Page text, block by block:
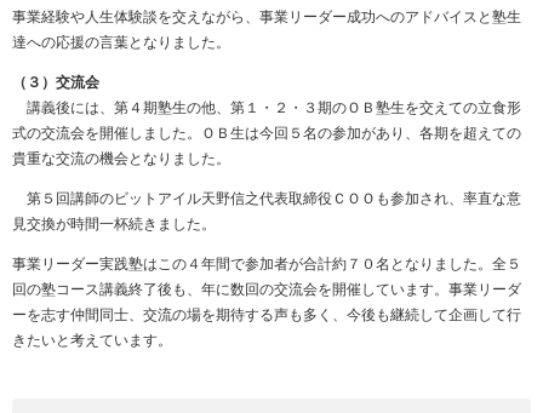
事業経験や人生体験談を交えながら、事業リーダー成功へのアドバイスと塾生
達への応援の言葉となりました。
（３）交流会
講義後には、第４期塾生の他、第１・２・３期のＯＢ塾生を交えての立食形
式の交流会を開催しました。ＯＢ生は今回５名の参加があり、各期を超えての
貴重な交流の機会となりました。
第５回講師のビットアイル天野信之代表取締役ＣＯＯも参加され、率直な意
見交換が時間一杯続きました。
事業リーダー実践塾はこの４年間で参加者が合計約７０名となりました。全５
回の塾コース講義終了後も、年に数回の交流会を開催しています。事業リーダ
ーを志す仲間同士、交流の場を期待する声も多く、今後も継続して企画して行
きたいと考えています。